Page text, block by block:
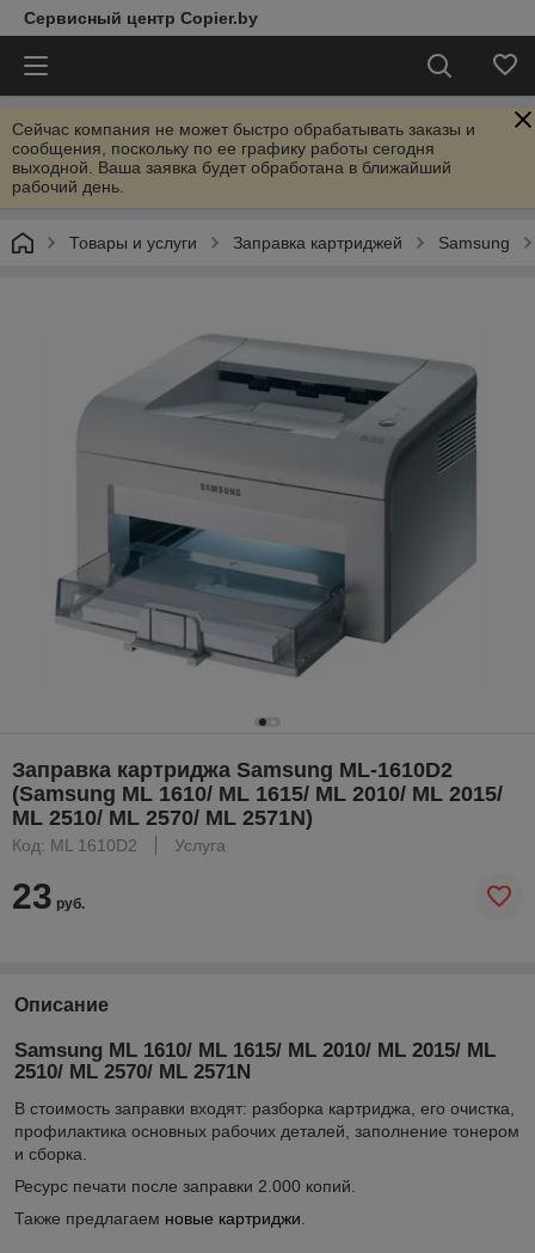
Сервисный центр Copier.by
Сейчас компания не может быстро обрабатывать заказы и
сообщения, поскольку по ее графику работы сегодня
выходной. Ваша заявка будет обработана в ближайший
рабочий день.
Товары и услуги Заправка картриджей Samsung
Заправка картриджа Samsung ML-1610D2
(Samsung ML 1610/ ML 1615/ ML 2010/ ML 2015/
ML 2510/ ML 2570/ ML 2571N)
Код: ML 1610D2 Услуга
23 руб.
Описание
Samsung ML 1610/ ML 1615/ ML 2010/ ML 2015/ ML
2510/ ML 2570/ ML 2571N
В стоимость заправки входят: разборка картриджа, его очистка,
профилактика основных рабочих деталей, заполнение тонером
и сборка.
Ресурс печати после заправки 2.000 копий.
Также предлагаем новые картриджи